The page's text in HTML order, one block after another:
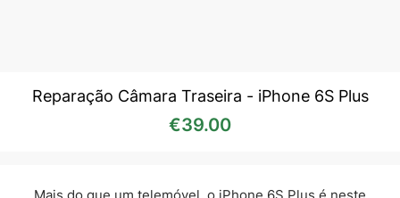
Reparação Câmara Traseira - iPhone 6S Plus
€39.00
Mais do que um telemóvel, o iPhone 6S Plus é neste